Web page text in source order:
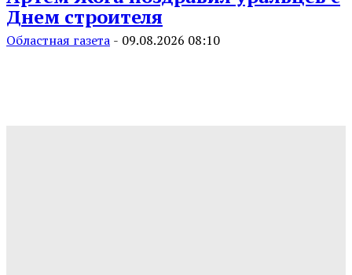
Днем строителя
Областная газета - 09.08.2026 08:10